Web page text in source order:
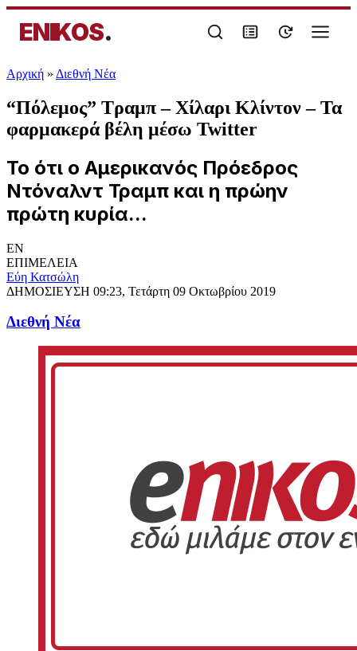
ENIKOS.
Αρχική » Διεθνή Νέα
“Πόλεμος” Τραμπ – Χίλαρι Κλίντον – Τα
φαρμακερά βέλη μέσω Twitter
Το ότι ο Αμερικανός Πρόεδρος
Ντόναλντ Τραμπ και η πρώην
πρώτη κυρία...
EN
ΕΠΙΜΕΛΕΙΑ
Εύη Κατσώλη
ΔΗΜΟΣΙΕΥΣΗ 09:23, Τετάρτη 09 Οκτωβρίου 2019
Διεθνή Νέα